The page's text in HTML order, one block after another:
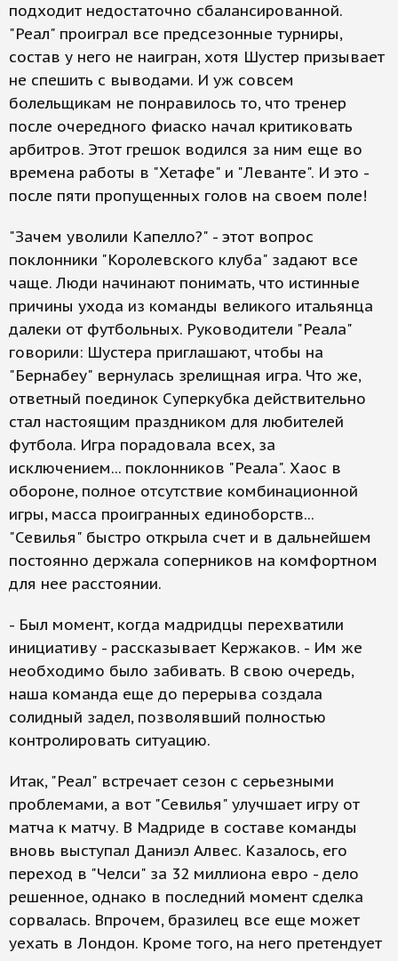
подходит недостаточно сбалансированной.
"Реал" проиграл все предсезонные турниры,
состав у него не наигран, хотя Шустер призывает
не спешить с выводами. И уж совсем
болельщикам не понравилось то, что тренер
после очередного фиаско начал критиковать
арбитров. Этот грешок водился за ним еще во
времена работы в "Хетафе" и "Леванте". И это -
после пяти пропущенных голов на своем поле!
"Зачем уволили Капелло?" - этот вопрос
поклонники "Королевского клуба" задают все
чаще. Люди начинают понимать, что истинные
причины ухода из команды великого итальянца
далеки от футбольных. Руководители "Реала"
говорили: Шустера приглашают, чтобы на
"Бернабеу" вернулась зрелищная игра. Что же,
ответный поединок Суперкубка действительно
стал настоящим праздником для любителей
футбола. Игра порадовала всех, за
исключением... поклонников "Реала". Хаос в
обороне, полное отсутствие комбинационной
игры, масса проигранных единоборств...
"Севилья" быстро открыла счет и в дальнейшем
постоянно держала соперников на комфортном
для нее расстоянии.
- Был момент, когда мадридцы перехватили
инициативу - рассказывает Кержаков. - Им же
необходимо было забивать. В свою очередь,
наша команда еще до перерыва создала
солидный задел, позволявший полностью
контролировать ситуацию.
Итак, "Реал" встречает сезон с серьезными
проблемами, а вот "Севилья" улучшает игру от
матча к матчу. В Мадриде в составе команды
вновь выступал Даниэл Алвес. Казалось, его
переход в "Челси" за 32 миллиона евро - дело
решенное, однако в последний момент сделка
сорвалась. Впрочем, бразилец все еще может
уехать в Лондон. Кроме того, на него претендует